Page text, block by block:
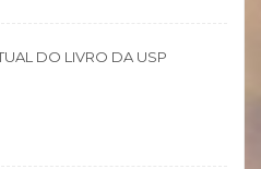
DO LIVRO DA USP